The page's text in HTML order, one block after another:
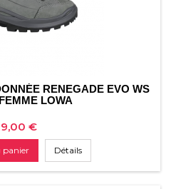
RENEGADE EVO WS
LOWA
€
panier Détails